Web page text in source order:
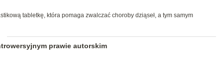
tabletkę, która pomaga zwalczać choroby dziąseł, a tym samym
prawie autorskim